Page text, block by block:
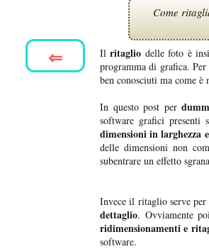
Come
Ilritaglio delle foto è
programma di grafica.
ben conosciuti ma come è
In questo post per
software grafici presenti
dimensioni in larghezza
delle dimensioni non
subentrare un effetto
Invece il ritaglio serve per
dettaglio. Ovviamente
ridimensionamenti e
software.
⇐